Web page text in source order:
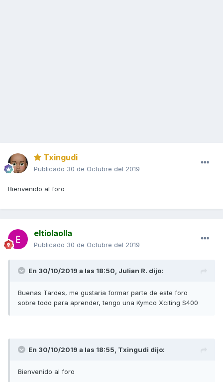
Txingudi
Publicado 30 de Octubre del 2019
Bienvenido al foro
eltiolaolla
Publicado 30 de Octubre del 2019
En 30/10/2019 a las 18:50, Julian R. dijo:
Buenas Tardes, me gustaria formar parte de este foro
sobre todo para aprender, tengo una Kymco Xciting S400
En 30/10/2019 a las 18:55, Txingudi dijo:
Bienvenido al foro